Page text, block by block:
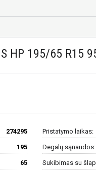
HP 195/65 R15
274295 Pristatymo laikas:
195
65
Degalų sąnaudos:
Sukibimas su